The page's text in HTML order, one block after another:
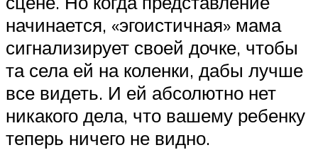
начинается, «эгоистичная» мама
сигнализирует своей дочке, чтобы
та села ей на коленки, дабы лучше
все видеть. И ей абсолютно нет
никакого дела, что вашему ребенку
теперь ничего не видно.